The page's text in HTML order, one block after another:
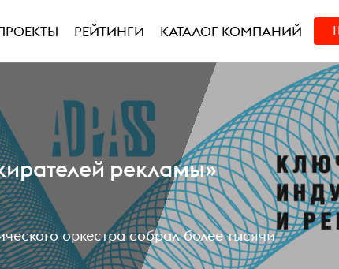
РЕЙТИНГИ КАТАЛОГ КОМПАНИЙ
рекламы»
оркестра собрал более тысячи